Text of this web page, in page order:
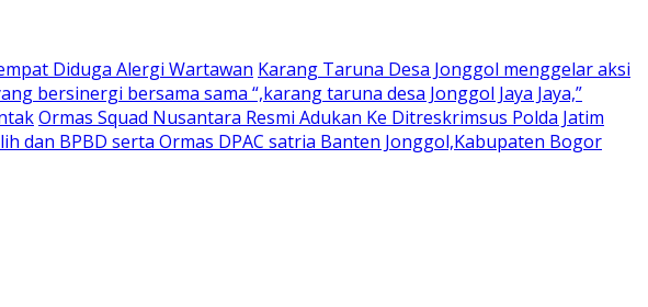
Diduga Alergi Wartawan Karang Taruna Desa Jonggol menggelar aksi
bersinergi bersama sama “,karang taruna desa Jonggol Jaya Jaya,”
Ormas Squad Nusantara Resmi Adukan Ke Ditreskrimsus Polda Jatim
dan BPBD serta Ormas DPAC satria Banten Jonggol,Kabupaten Bogor